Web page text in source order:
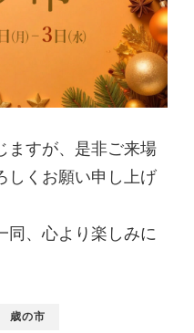
ますが、是非ご来場
しくお願い申し上げ
同、心より楽しみに
歳の市